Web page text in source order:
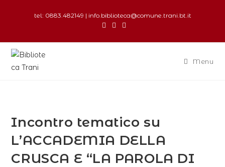
tel: 0883.482149 | info.biblioteca@comune.trani.bt.it
Menu
Incontro tematico su
L’ACCADEMIA DELLA
CRUSCA E “LA PAROLA DI